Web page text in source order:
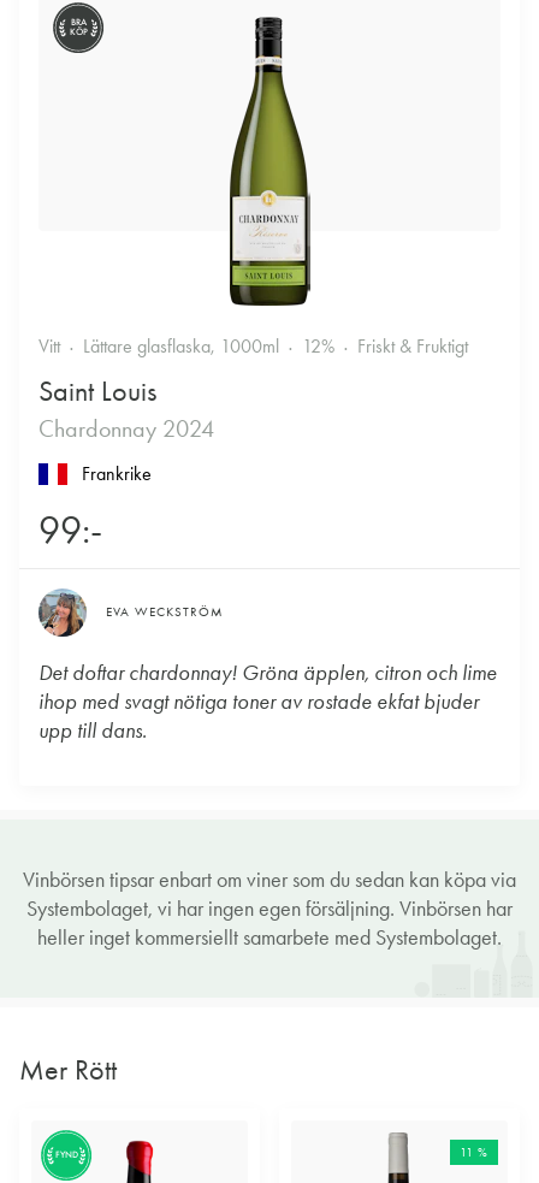
BRA
KÖP
Vitt Lättare glasflaska, 1000ml 12% Friskt & Fruktigt
Saint Louis
Chardonnay 2024
Frankrike
99:-
EVA WECKSTRÖM
Det doftar chardonnay! Gröna äpplen, citron och lime
ihop med svagt nötiga toner av rostade ekfat bjuder
upp till dans.
Vinbörsen tipsar enbart om viner som du sedan kan köpa via
Systembolaget, vi har ingen egen försäljning. Vinbörsen har
heller inget kommersiellt samarbete med Systembolaget.
Mer Rött
FYND 11 %